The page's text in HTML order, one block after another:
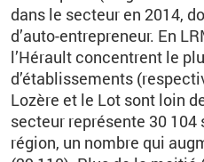
dans le secteur en 2014,
d’auto-entrepreneur. En
l’Hérault concentrent le
d’établissements
Lozère et le Lot sont loin
secteur représente 30 104
région, un nombre qui